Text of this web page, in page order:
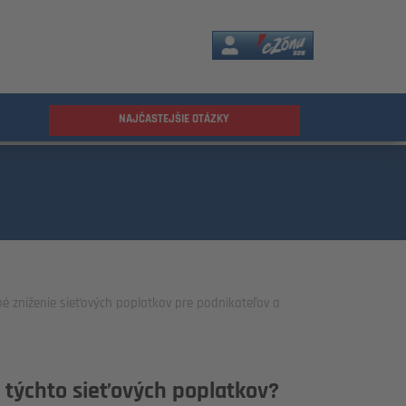
eZóna
NAJČASTEJŠIE OTÁZKY
zníženie sieťových poplatkov pre podnikateľov a
týchto sieťových poplatkov?